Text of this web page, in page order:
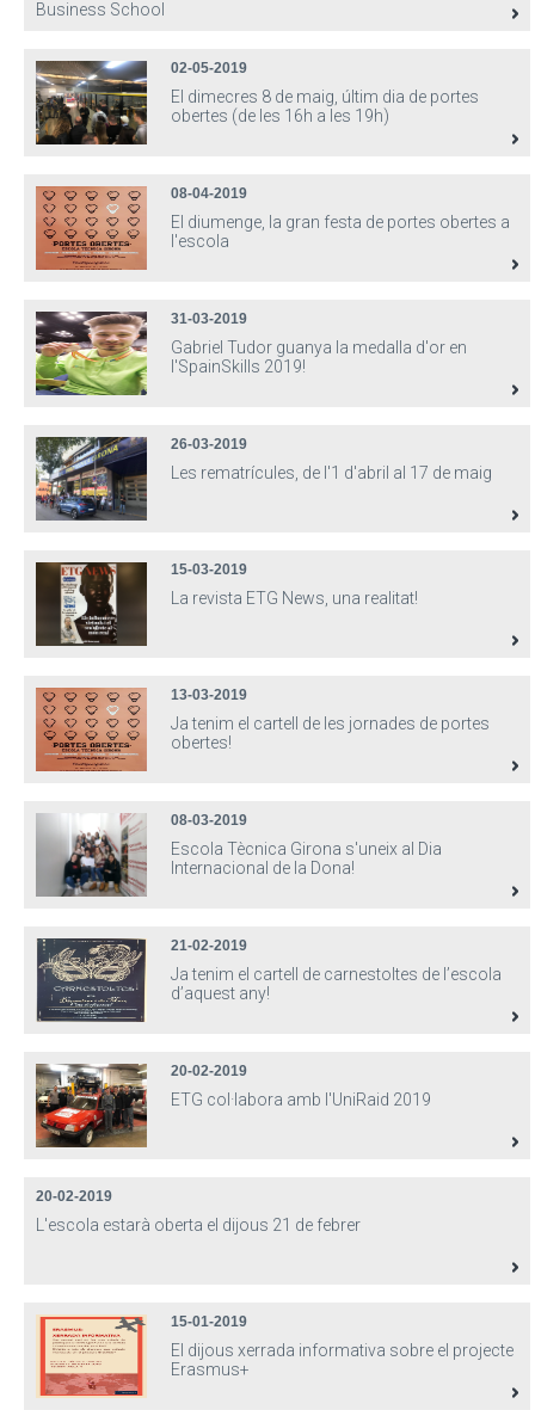
Business School
02-05-2019
El dimecres 8 de maig, últim dia de portes
obertes (de les 16h a les 19h)
08-04-2019
El diumenge, la gran festa de portes obertes a
l'escola
31-03-2019
Gabriel Tudor guanya la medalla d'or en
l'SpainSkills 2019!
26-03-2019
Les rematrícules, de l'1 d'abril al 17 de maig
15-03-2019
La revista ETG News, una realitat!
13-03-2019
Ja tenim el cartell de les jornades de portes
obertes!
08-03-2019
Escola Tècnica Girona s'uneix al Dia
Internacional de la Dona!
21-02-2019
Ja tenim el cartell de carnestoltes de l’escola
d’aquest any!
20-02-2019
ETG col·labora amb l'UniRaid 2019
20-02-2019
L'escola estarà oberta el dijous 21 de febrer
15-01-2019
El dijous xerrada informativa sobre el projecte
Erasmus+